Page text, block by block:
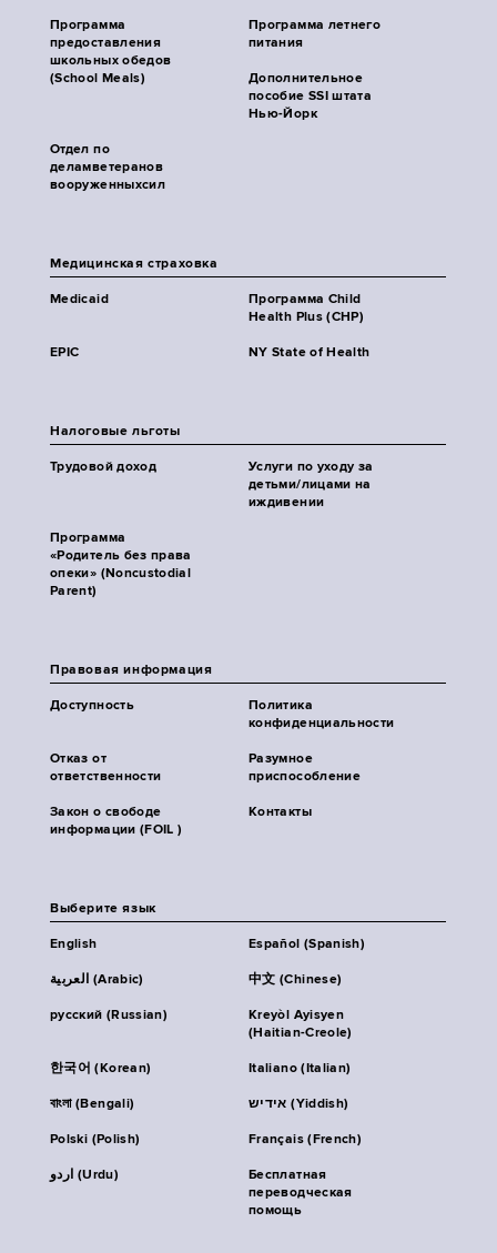
Программа
предоставления
школьных обедов
(School Meals)
Программа летнего
питания
Дополнительное
пособие SSI штата
Нью-Йорк
Отдел по
деламветеранов
вооруженныхсил
Медицинская страховка
Medicaid
Программа Child
Health Plus (CHP)
EPIC NY State of Health
Налоговые льготы
Трудовой доход
Услуги по уходу за
детьми/лицами на
иждивении
Программа
«Родитель без права
опеки» (Noncustodial
Parent)
Правовая информация
Доступность
Политика
конфиденциальности
Отказ от
ответственности
Разумное
приспособление
Закон о свободе
информации (FOIL )
Контакты
Выберите язык
English Español (Spanish)
العربية (Arabic) 中文 (Chinese)
русский (Russian)
Kreyòl Ayisyen
(Haitian-Creole)
한국어 (Korean) Italiano (Italian)
বাংলা (Bengali) אידיש (Yiddish)
Polski (Polish) Français (French)
اردو (Urdu)
Бесплатная
переводческая
помощь